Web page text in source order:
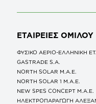
ΕΤΑΙΡΕΙΕΣ ΟΜΙΛΟΥ
ΦΥΣΙΚΟ ΑΕΡΙΟ-ΕΛΛΗΝΙΚΗ
GASTRADE S.A.
NORTH SOLAR M.Α.Ε.
NORTH SOLAR 1 M.Α.Ε.
NEW SPES CONCEPT Μ.Α.Ε.
ΗΛΕΚΤΡΟΠΑΡΑΓΩΓΗ